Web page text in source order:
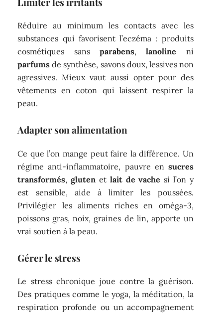
Réduire au minimum les contacts avec les
substances qui favorisent l’eczéma : produits
cosmétiques sans parabens,lanoline ni
parfums de synthèse, savons doux, lessives non
agressives. Mieux vaut aussi opter pour des
vêtements en coton qui laissent respirer la
peau.
Adapter son alimentation
Ce que l’on mange peut faire la différence. Un
régime anti-inflammatoire, pauvre en sucres
transformés,gluten et lait de vache si l’on y
est sensible, aide à limiter les poussées.
Privilégier les aliments riches en oméga-3,
poissons gras, noix, graines de lin, apporte un
vrai soutien à la peau.
Gérer le stress
Le stress chronique joue contre la guérison.
Des pratiques comme le yoga, la méditation, la
respiration profonde ou un accompagnement